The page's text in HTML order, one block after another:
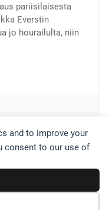
and to improve your
consent to our use of
pariisilaisesta
Everstin
jo hourailulta, niin